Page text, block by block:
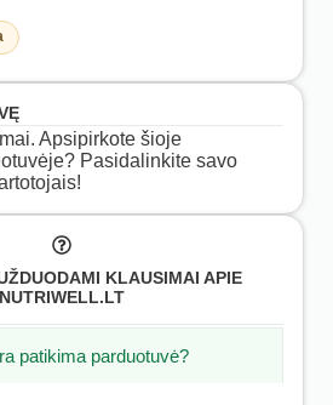
Apsipirkote šioje
Pasidalinkite savo
KLAUSIMAI APIE
NUTRIWELL.LT
patikima parduotuvė?